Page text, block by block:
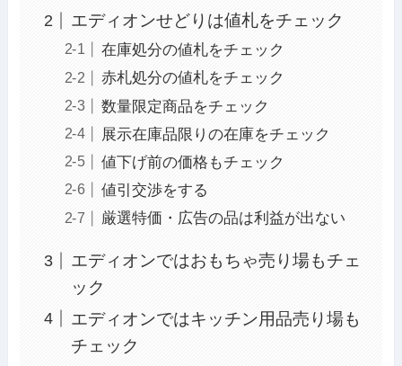
エディオンせどりは値札をチェック
在庫処分の値札をチェック
赤札処分の値札をチェック
数量限定商品をチェック
展示在庫品限りの在庫をチェック
値下げ前の価格もチェック
値引交渉をする
厳選特価・広告の品は利益が出ない
エディオンではおもちゃ売り場もチェ
ック
エディオンではキッチン用品売り場も
チェック